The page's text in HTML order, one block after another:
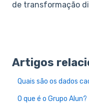
de transformação
Artigos
Quais são os dados
O que é o Grupo Alun?